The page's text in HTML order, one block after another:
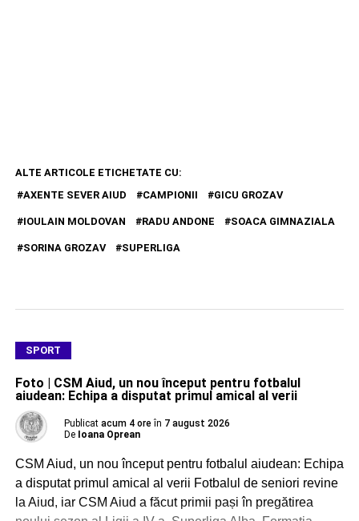
ALTE ARTICOLE ETICHETATE CU:
AXENTE SEVER AIUD
CAMPIONII GICU GROZAV
IOULAIN MOLDOVAN RADU ANDONE SOACA GIMNAZIALA
SORINA GROZAV SUPERLIGA
SPORT
Foto | CSM Aiud, un nou început pentru fotbalul
aiudean: Echipa a disputat primul amical al verii
Publicat acum 4 ore în 7 august 2026
De Ioana Oprean
CSM Aiud, un nou început pentru fotbalul aiudean: Echipa
a disputat primul amical al verii Fotbalul de seniori revine
la Aiud, iar CSM Aiud a făcut primii pași în pregătirea